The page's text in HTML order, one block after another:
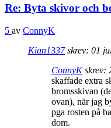
Re: Byta skivor och
5 av ConnyK
Kian1337skrev: 01
ConnyKskrev:
skaffade extra
bromsskivan
ovan), när jag
pga rosten på
dom.